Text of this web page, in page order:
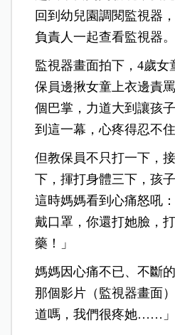
回到幼兒園調閱監視器
負責人一起查看監視器。
監視器畫面拍下，4歲女
保員邊揪女童上衣邊責
個巴掌，力道大到讓孩
到這一幕，心疼得忍不住
但教保員不只打一下，
下，揮打身體三下，孩
這時媽媽看到心痛怒吼
戴口罩，你還打她臉，
藥！」
媽媽因心痛不已、不斷
那個影片（監視器畫面
道嗎，我們很疼她……」